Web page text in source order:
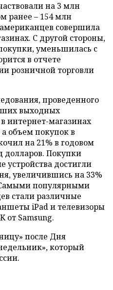
на 3 млн
ранее – 154 млн
совершила
С другой стороны,
уменьшилась с
в отчете
розничной торговли
проведенного
выходных
интернет-магазинах
объем покупок в
на 21% в годовом
долларов. Покупки
устройства достигли
увеличившись на 33%
популярными
стали различные
iPad и телевизоры
от Samsung.
после Дня
который